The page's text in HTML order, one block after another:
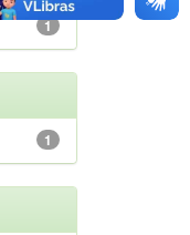
1
1